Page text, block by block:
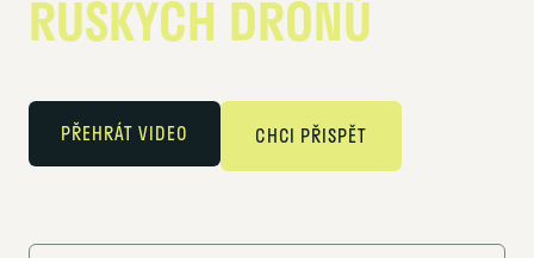
RUSKÝCH DRONŮ
PŘEHRÁT VIDEO CHCI PŘISPĚT